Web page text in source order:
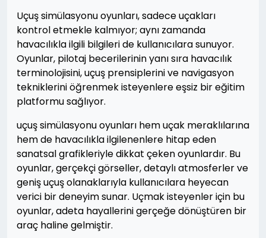
Uçuş simülasyonu oyunları, sadece uçakları
kontrol etmekle kalmıyor; aynı zamanda
havacılıkla ilgili bilgileri de kullanıcılara sunuyor.
Oyunlar, pilotaj becerilerinin yanı sıra havacılık
terminolojisini, uçuş prensiplerini ve navigasyon
tekniklerini öğrenmek isteyenlere eşsiz bir eğitim
platformu sağlıyor.
uçuş simülasyonu oyunları hem uçak meraklılarına
hem de havacılıkla ilgilenenlere hitap eden
sanatsal grafikleriyle dikkat çeken oyunlardır. Bu
oyunlar, gerçekçi görseller, detaylı atmosferler ve
geniş uçuş olanaklarıyla kullanıcılara heyecan
verici bir deneyim sunar. Uçmak isteyenler için bu
oyunlar, adeta hayallerini gerçeğe dönüştüren bir
araç haline gelmiştir.